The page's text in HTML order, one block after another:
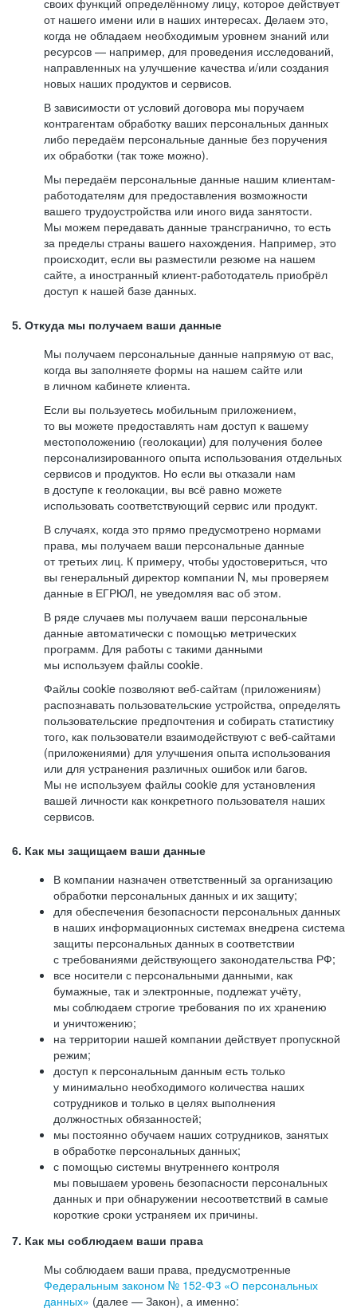
своих функций определённому лицу, которое действует
от нашего имени или в наших интересах. Делаем это,
когда не обладаем необходимым уровнем знаний или
ресурсов — например, для проведения исследований,
направленных на улучшение качества и/или создания
новых наших продуктов и сервисов.
В зависимости от условий договора мы поручаем
контрагентам обработку ваших персональных данных
либо передаём персональные данные без поручения
их обработки (так тоже можно).
Мы передаём персональные данные нашим клиентам-
работодателям для предоставления возможности
вашего трудоустройства или иного вида занятости.
Мы можем передавать данные трансгранично, то есть
за пределы страны вашего нахождения. Например, это
происходит, если вы разместили резюме на нашем
сайте, а иностранный клиент-работодатель приобрёл
доступ к нашей базе данных.
5. Откуда мы получаем ваши данные
Мы получаем персональные данные напрямую от вас,
когда вы заполняете формы на нашем сайте или
в личном кабинете клиента.
Если вы пользуетесь мобильным приложением,
то вы можете предоставлять нам доступ к вашему
местоположению (геолокации) для получения более
персонализированного опыта использования отдельных
сервисов и продуктов. Но если вы отказали нам
в доступе к геолокации, вы всё равно можете
использовать соответствующий сервис или продукт.
В случаях, когда это прямо предусмотрено нормами
права, мы получаем ваши персональные данные
от третьих лиц. К примеру, чтобы удостовериться, что
вы генеральный директор компании N, мы проверяем
данные в ЕГРЮЛ, не уведомляя вас об этом.
В ряде случаев мы получаем ваши персональные
данные автоматически с помощью метрических
программ. Для работы с такими данными
мы используем файлы cookie.
Файлы cookie позволяют веб-сайтам (приложениям)
распознавать пользовательские устройства, определять
пользовательские предпочтения и собирать статистику
того, как пользователи взаимодействуют с веб-сайтами
(приложениями) для улучшения опыта использования
или для устранения различных ошибок или багов.
Мы не используем файлы cookie для установления
вашей личности как конкретного пользователя наших
сервисов.
6. Как мы защищаем ваши данные
В компании назначен ответственный за организацию
обработки персональных данных и их защиту;
для обеспечения безопасности персональных данных
в наших информационных системах внедрена система
защиты персональных данных в соответствии
с требованиями действующего законодательства РФ;
все носители с персональными данными, как
бумажные, так и электронные, подлежат учёту,
мы соблюдаем строгие требования по их хранению
и уничтожению;
на территории нашей компании действует пропускной
режим;
доступ к персональным данным есть только
у минимально необходимого количества наших
сотрудников и только в целях выполнения
должностных обязанностей;
мы постоянно обучаем наших сотрудников, занятых
в обработке персональных данных;
с помощью системы внутреннего контроля
мы повышаем уровень безопасности персональных
данных и при обнаружении несоответствий в самые
короткие сроки устраняем их причины.
7. Как мы соблюдаем ваши права
Мы соблюдаем ваши права, предусмотренные
Федеральным законом № 152-ФЗ «О персональных
данных» (далее — Закон), а именно: